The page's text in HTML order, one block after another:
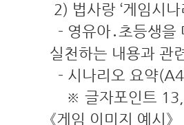
2) 법사랑 ‘게임시나
- 영유아․초등생을
실천하는 내용과 관
- 시나리오 요약
※ 글자포인트 13,
《게임 이미지 예시》